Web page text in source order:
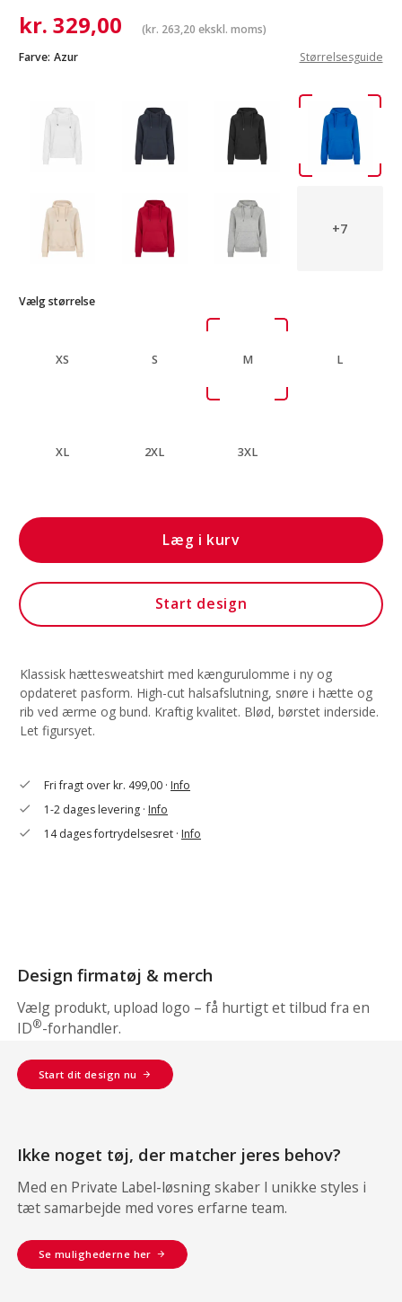
kr. 329,00 (kr. 263,20 ekskl. moms)
Farve: Azur Størrelsesguide
+7
Vælg størrelse
XS S M L
XL 2XL 3XL
Læg i kurv
Start design
Klassisk hættesweatshirt med kængurulomme i ny og
opdateret pasform. High-cut halsafslutning, snøre i hætte og
rib ved ærme og bund. Kraftig kvalitet. Blød, børstet inderside.
Let figursyet.
check Fri fragt over kr. 499,00 ·Info
check 1-2 dages levering ·Info
check 14 dages fortrydelsesret ·Info
Design firmatøj & merch
Vælg produkt, upload logo – få hurtigt et tilbud fra en
ID®-forhandler.
Start dit design nu
Ikke noget tøj, der matcher jeres behov?
Med en Private Label-løsning skaber I unikke styles i
tæt samarbejde med vores erfarne team.
Se mulighederne her